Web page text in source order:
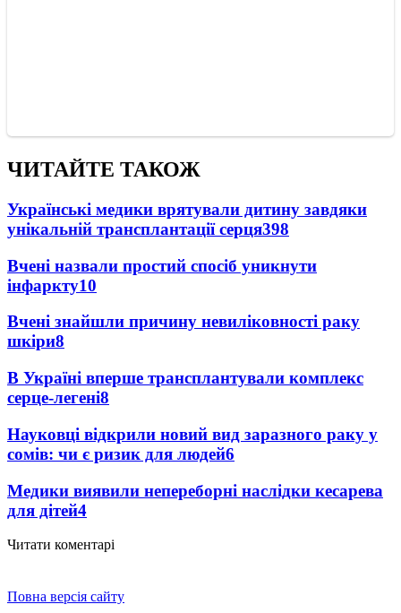
ЧИТАЙТЕ ТАКОЖ
Українські медики врятували дитину завдяки
унікальній трансплантації серця398
Вчені назвали простий спосіб уникнути
інфаркту10
Вчені знайшли причину невиліковності раку
шкіри8
В Україні вперше трансплантували комплекс
серце-легені8
Науковці відкрили новий вид заразного раку у
сомів: чи є ризик для людей6
Медики виявили непереборні наслідки кесарева
для дітей4
Читати коментарі
Повна версія сайту